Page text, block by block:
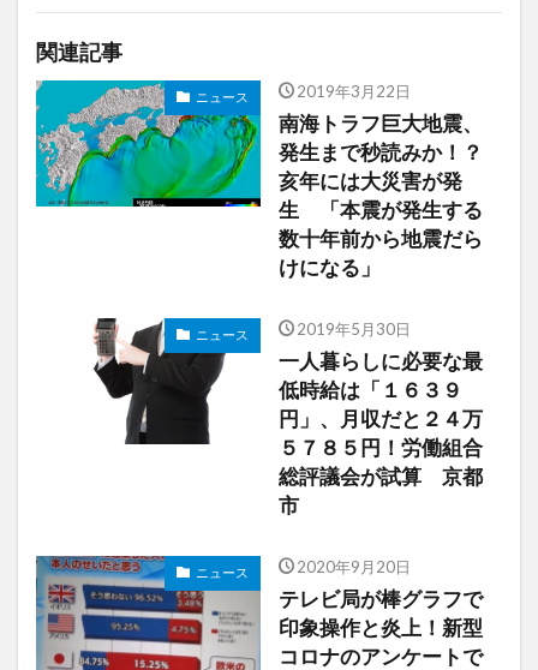
関連記事
ニュース 2019年3月22日
南海トラフ巨大地震、
発生まで秒読みか！？
亥年には大災害が発
生 「本震が発生する
数十年前から地震だら
けになる」
ニュース 2019年5月30日
一人暮らしに必要な最
低時給は「１６３９
円」、月収だと２４万
５７８５円！労働組合
総評議会が試算 京都
市
ニュース 2020年9月20日
テレビ局が棒グラフで
印象操作と炎上！新型
コロナのアンケートで